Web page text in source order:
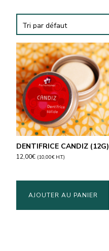
DENTIFRICE CANDIZ (12G)
12,00€ (10,00€ H.T.)
AJOUTER AU PANIER